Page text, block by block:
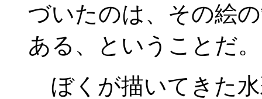
づいたのは、その絵
ある、ということだ。
ぼくが描いてきた